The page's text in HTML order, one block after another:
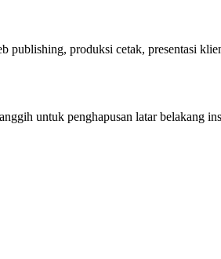
produksi cetak, presentasi
untuk penghapusan latar belakang